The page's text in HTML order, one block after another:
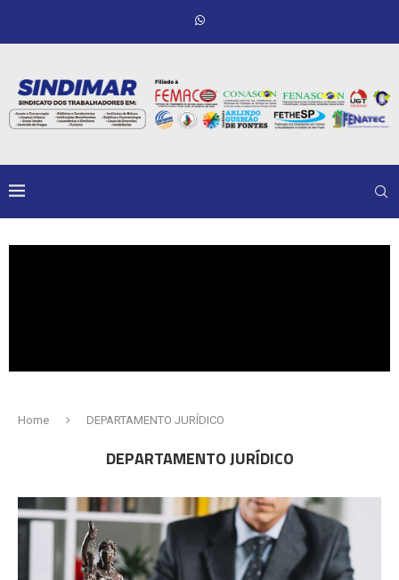
Home DEPARTAMENTO JURÍDICO
DEPARTAMENTO JURÍDICO